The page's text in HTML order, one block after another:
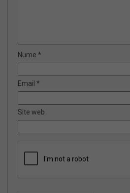
Nume *
Email *
Site web